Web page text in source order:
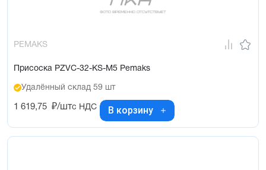
PEMAKS
Присоска PZVC-32-KS-M5 Pemaks
Удалённый склад 59 шт
1 619,75 ₽/штс НДС В корзину